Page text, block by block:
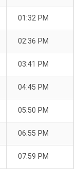
01:32 PM
02:36 PM
03:41 PM
04:45 PM
05:50 PM
06:55 PM
07:59 PM